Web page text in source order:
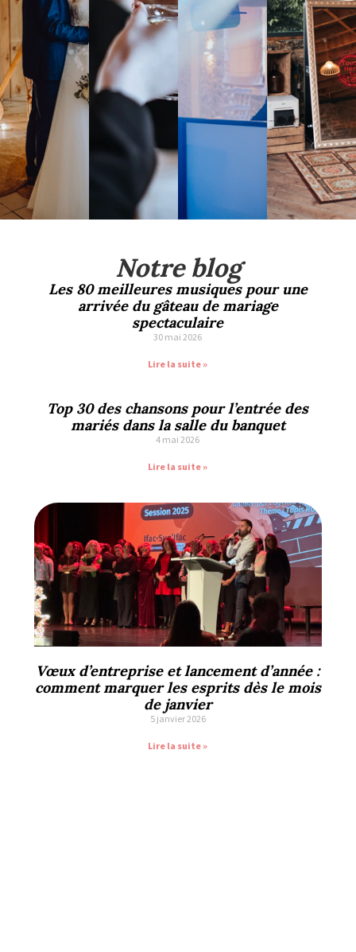
Notre blog
Les 80 meilleures musiques pour une
arrivée du gâteau de mariage
spectaculaire
30 mai 2026
Lire la suite »
Top 30 des chansons pour l’entrée des
mariés dans la salle du banquet
4 mai 2026
Lire la suite »
Vœux d’entreprise et lancement d’année :
comment marquer les esprits dès le mois
de janvier
5 janvier 2026
Lire la suite »